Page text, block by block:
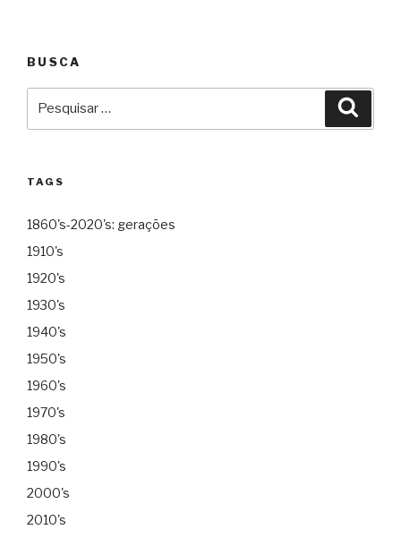
BUSCA
TAGS
1860's-2020's: gerações
1910's
1920's
1930's
1940's
1950's
1960's
1970's
1980's
1990's
2000's
2010's